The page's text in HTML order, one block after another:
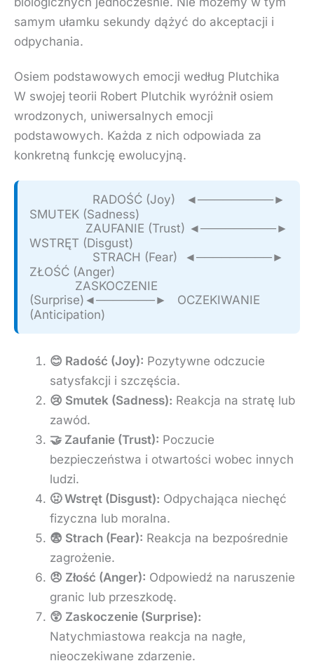
samym ułamku sekundy dążyć do akceptacji i
odpychania.
Osiem podstawowych emocji według Plutchika
W swojej teorii Robert Plutchik wyróżnił osiem
wrodzonych, uniwersalnych emocji
podstawowych. Każda z nich odpowiada za
konkretną funkcję ewolucyjną.
SMUTEK (Sadness)
WSTRĘT (Disgust)
ZŁOŚĆ (Anger)
(Surprise)◄───────►   OCZEKIWANIE
😊 Radość (Joy): Pozytywne odczucie
satysfakcji i szczęścia.
😢 Smutek (Sadness): Reakcja na stratę lub
zawód.
🤝 Zaufanie (Trust): Poczucie
bezpieczeństwa i otwartości wobec innych
ludzi.
🤢 Wstręt (Disgust): Odpychająca niechęć
fizyczna lub moralna.
😨 Strach (Fear): Reakcja na bezpośrednie
zagrożenie.
😠 Złość (Anger): Odpowiedź na naruszenie
granic lub przeszkodę.
😲 Zaskoczenie (Surprise):
Natychmiastowa reakcja na nagłe,
nieoczekiwane zdarzenie.